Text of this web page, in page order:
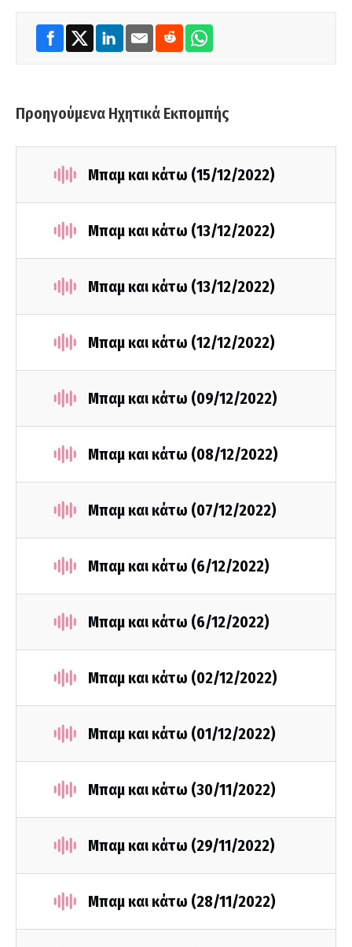
Προηγούμενα Ηχητικά Εκπομπής
Μπαμ και κάτω (15/12/2022)
Μπαμ και κάτω (13/12/2022)
Μπαμ και κάτω (13/12/2022)
Μπαμ και κάτω (12/12/2022)
Μπαμ και κάτω (09/12/2022)
Μπαμ και κάτω (08/12/2022)
Μπαμ και κάτω (07/12/2022)
Μπαμ και κάτω (6/12/2022)
Μπαμ και κάτω (6/12/2022)
Μπαμ και κάτω (02/12/2022)
Μπαμ και κάτω (01/12/2022)
Μπαμ και κάτω (30/11/2022)
Μπαμ και κάτω (29/11/2022)
Μπαμ και κάτω (28/11/2022)